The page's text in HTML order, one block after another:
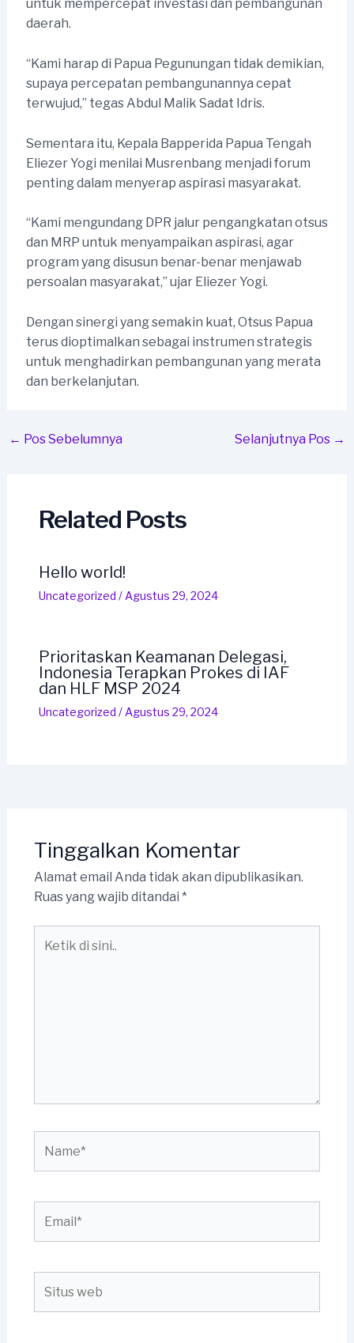
untuk mempercepat investasi dan pembangunan
daerah.
“Kami harap di Papua Pegunungan tidak demikian,
supaya percepatan pembangunannya cepat
terwujud,” tegas Abdul Malik Sadat Idris.
Sementara itu, Kepala Bapperida Papua Tengah
Eliezer Yogi menilai Musrenbang menjadi forum
penting dalam menyerap aspirasi masyarakat.
“Kami mengundang DPR jalur pengangkatan otsus
dan MRP untuk menyampaikan aspirasi, agar
program yang disusun benar-benar menjawab
persoalan masyarakat,” ujar Eliezer Yogi.
Dengan sinergi yang semakin kuat, Otsus Papua
terus dioptimalkan sebagai instrumen strategis
untuk menghadirkan pembangunan yang merata
dan berkelanjutan.
Post
← Pos Sebelumnya Selanjutnya Pos →
Related Posts
Hello world!
Uncategorized / Agustus 29, 2024
Prioritaskan Keamanan Delegasi,
Indonesia Terapkan Prokes di IAF
dan HLF MSP 2024
Uncategorized / Agustus 29, 2024
Tinggalkan Komentar
Alamat email Anda tidak akan dipublikasikan.
Ruas yang wajib ditandai *
web